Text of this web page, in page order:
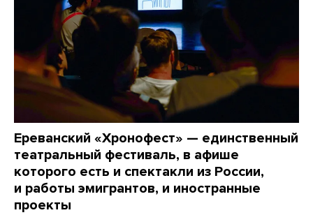
Ереванский «Хронофест» — единственный
театральный фестиваль, в афише
которого есть и спектакли из России,
и работы эмигрантов, и иностранные
проекты